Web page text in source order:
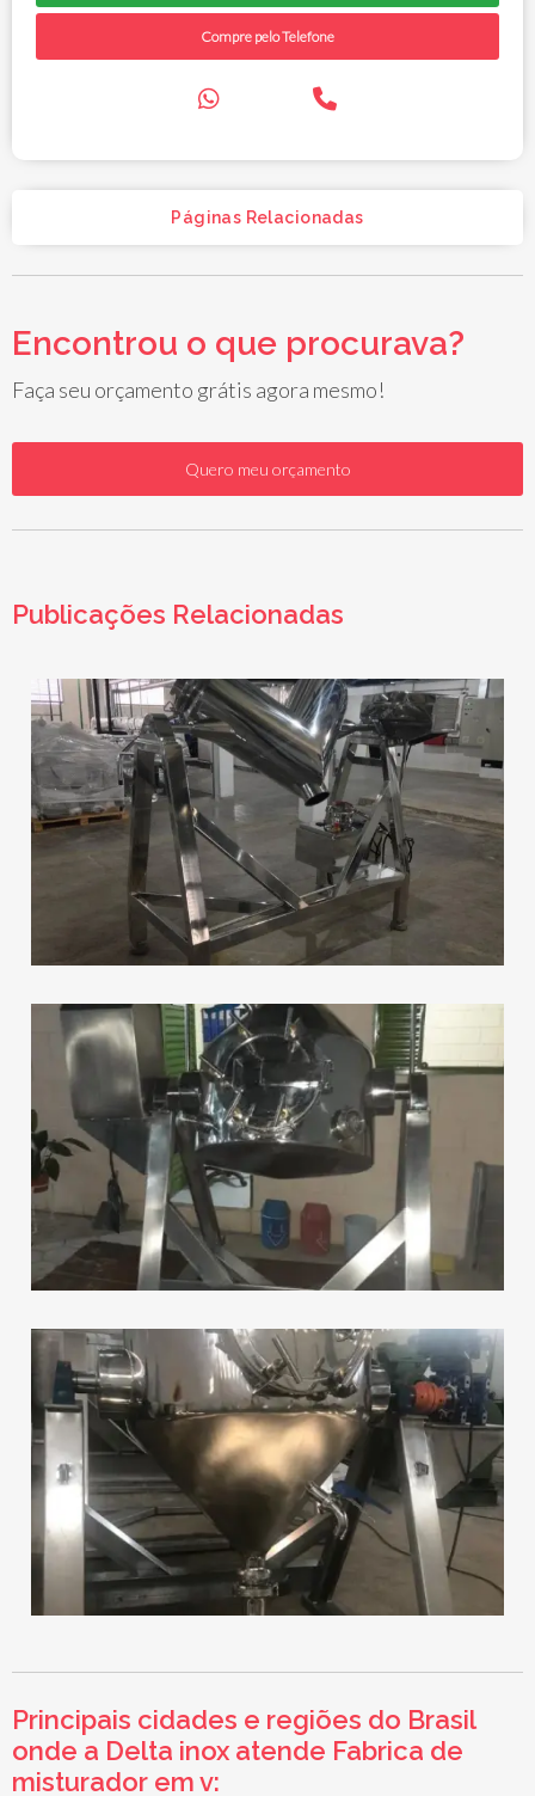
Compre pelo Telefone
Páginas Relacionadas
Encontrou o que procurava?
Faça seu orçamento grátis agora mesmo!
Quero meu orçamento
Publicações Relacionadas
Principais cidades e regiões do Brasil
onde a Delta inox atende Fabrica de
misturador em v: